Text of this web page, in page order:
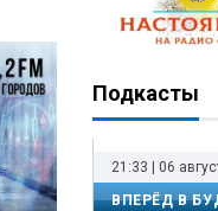
Подкасты
21:33 | 06
ВПЕРЁД В